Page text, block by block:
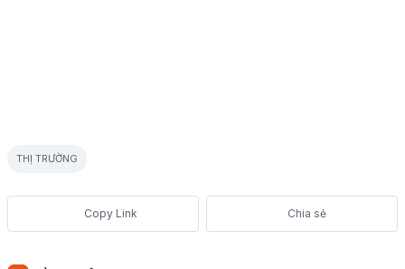
THỊ TRƯỜNG
Chia sẻ